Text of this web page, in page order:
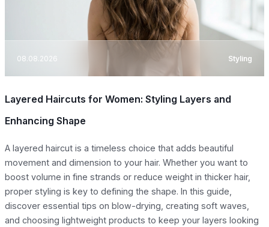
08.08.2026 Styling
Layered Haircuts for Women: Styling Layers and
Enhancing Shape
A layered haircut is a timeless choice that adds beautiful
movement and dimension to your hair. Whether you want to
boost volume in fine strands or reduce weight in thicker hair,
proper styling is key to defining the shape. In this guide,
discover essential tips on blow-drying, creating soft waves,
and choosing lightweight products to keep your layers looking